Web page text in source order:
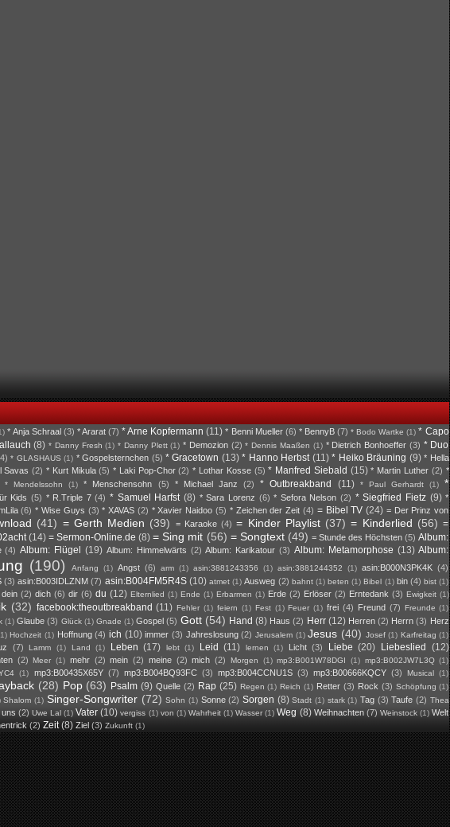
* Anja Schraal (3) * Ararat (7) * Arne Kopfermann (11) * Benni Mueller (6) * BennyB (7) * Bodo Wartke (1) * Capo
(8) * Danny Fresh (1) * Danny Plett (1) * Demozion (2) * Dennis Maaßen (1) * Dietrich Bonhoeffer (3) * Duo
* GLASHAUS (1) * Gospelsternchen (5) * Gracetown (13) * Hanno Herbst (11) * Heiko Bräuning (9) * Hella
Savas (2) * Kurt Mikula (5) * Laki Pop-Chor (2) * Lothar Kosse (5) * Manfred Siebald (15) * Martin Luther (2) *
* Mendelssohn (1) * Menschensohn (5) * Michael Janz (2) * Outbreakband (11) * Paul Gerhardt (1)
*
Kids (5) * R.Triple 7 (4) * Samuel Harfst (8) * Sara Lorenz (6) * Sefora Nelson (2) * Siegfried Fietz (9) *
(6) * Wise Guys (3) * XAVAS (2) * Xavier Naidoo (5) * Zeichen der Zeit (4) = Bibel TV (24) = Der Prinz von
(41) = Gerth Medien (39) = Karaoke (4) = Kinder Playlist (37) = Kinderlied (56) =
(14) = Sermon-Online.de (8) = Sing mit (56) = Songtext (49) = Stunde des Höchsten (5) Album:
(4) Album: Flügel (19) Album: Himmelwärts (2) Album: Karikatour (3) Album: Metamorphose (13) Album:
(190) Anfang (1) Angst (6) arm (1) asin:3881243356 (1) asin:3881244352 (1) asin:B000N3PK4K (4)
(3) asin:B003IDLZNM (7) asin:B004FM5R4S (10) atmet (1) Ausweg (2) bahnt (1) beten (1) Bibel (1) bin (4) bist (1)
dein (2) dich (6) dir (6) du (12) Elternlied (1) Ende (1) Erbarmen (1) Erde (2) Erlöser (2) Erntedank (3) Ewigkeit (1)
(32) facebook:theoutbreakband (11) Fehler (1) feiern (1) Fest (1) Feuer (1) frei (4) Freund (7) Freunde (1)
(1) Glaube (3) Glück (1) Gnade (1) Gospel (5) Gott (54) Hand (8) Haus (2) Herr (12) Herren (2) Herrn (3) Herz
Hochzeit (1) Hoffnung (4) ich (10) immer (3) Jahreslosung (2) Jerusalem (1) Jesus (40) Josef (1) Karfreitag (1)
(7) Lamm (1) Land (1) Leben (17) lebt (1) Leid (11) lernen (1) Licht (3) Liebe (20) Liebeslied (12)
(2) Meer (1) mehr (2) mein (2) meine (2) mich (2) Morgen (1) mp3:B001W78DGI (1) mp3:B002JW7L3Q (1)
(1) mp3:B00435X65Y (7) mp3:B004BQ93FC (3) mp3:B004CCNU1S (3) mp3:B00666KQCY (3) Musical (1)
(28) Pop (63) Psalm (9) Quelle (2) Rap (25) Regen (1) Reich (1) Retter (3) Rock (3) Schöpfung (1)
Shalom (1) Singer-Songwriter (72) Sohn (1) Sonne (2) Sorgen (8) Stadt (1) stark (1) Tag (3) Taufe (2) Thea
uns (2) Uwe Lal (1) Vater (10) vergiss (1) von (1) Wahrheit (1) Wasser (1) Weg (8) Weihnachten (7) Weinstock (1) Welt
(2) Zeit (8) Ziel (3) Zukunft (1)